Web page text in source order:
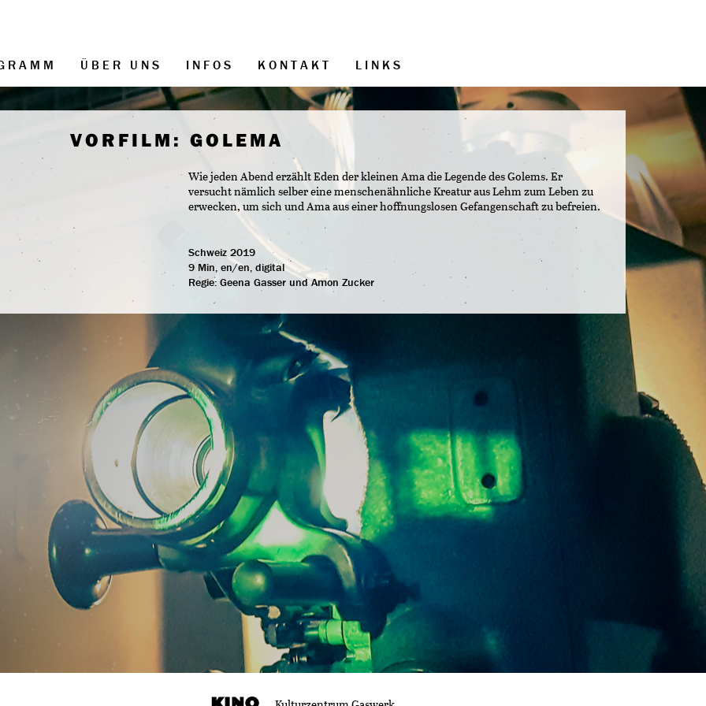
ÜBER UNS INFOS KONTAKT LINKS
VORFILM: GOLEMA
Wie jeden Abend erzählt Eden der kleinen Ama die Legende des Golems. Er
versucht nämlich selber eine menschenähnliche Kreatur aus Lehm zum Leben zu
erwecken, um sich und Ama aus einer hoffnungslosen Gefangenschaft zu befreien.
Schweiz 2019
9 Min, en/en, digital
Regie: Geena Gasser und Amon Zucker